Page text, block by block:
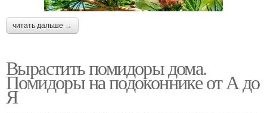
читать дальше →
Вырастить помидоры дома.
Помидоры на подоконнике от А до
Я